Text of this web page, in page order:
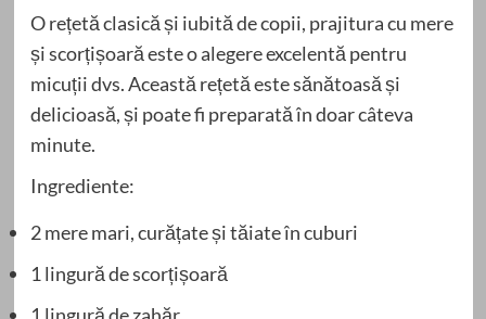
O rețetă clasică și iubită de copii, prajitura cu mere
și scorțișoară este o alegere excelentă pentru
micuții dvs. Această rețetă este sănătoasă și
delicioasă, și poate fi preparată în doar câteva
minute.
Ingrediente:
2 mere mari, curățate și tăiate în cuburi
1 lingură de scorțișoară